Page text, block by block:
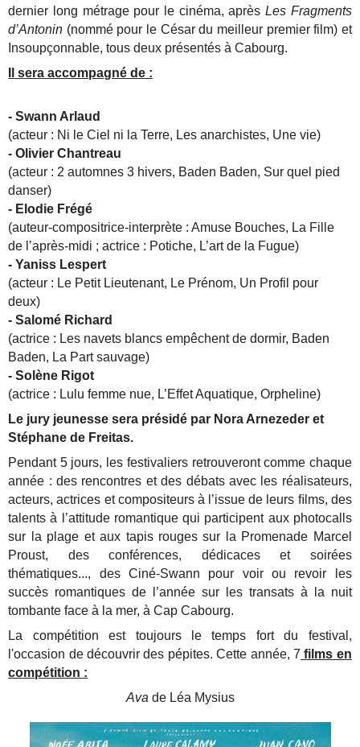
dernier long métrage pour le cinéma, aprèsLes Fragments
d’Antonin (nommé pour le César du meilleur premier film) et
Insoupçonnable, tous deux présentés à Cabourg.
Il sera accompagné de :
- Swann Arlaud​
(acteur : Ni le Ciel ni la Terre, Les anarchistes, Une vie)
- Olivier Chantreau​
(acteur : 2 automnes 3 hivers, Baden Baden, Sur quel pied
danser)
- Elodie Frégé​
(auteur-compositrice-interprète : Amuse Bouches, La Fille
de l’après-midi ; actrice : Potiche, L’art de la Fugue)
- Yaniss Lespert
(acteur : Le Petit Lieutenant, Le Prénom, Un Profil pour
deux)
- Salomé Richard
(actrice : Les navets blancs empêchent de dormir, Baden
Baden, La Part sauvage)
- Solène Rigot​
(actrice : Lulu femme nue, L’Effet Aquatique, Orpheline)
Le jury jeunesse sera présidé par Nora Arnezeder et
Stéphane de Freitas.
Pendant 5 jours, les festivaliers retrouveront comme chaque
année : des rencontres et des débats avec les réalisateurs,
acteurs, actrices et compositeurs à l’issue de leurs ﬁlms, des
talents à l’attitude romantique qui participent aux photocalls
sur la plage et aux tapis rouges sur la Promenade Marcel
Proust, des conférences, dédicaces et soirées
thématiques..., des Ciné-Swann pour voir ou revoir les
succès romantiques de l’année sur les transats à la nuit
tombante face à la mer, à Cap Cabourg.
La compétition est toujours le temps fort du festival,
l'occasion de découvrir des pépites. Cette année, 7 films en
compétition :
Ava de Léa Mysius